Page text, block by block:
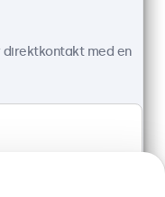
direktkontakt med en